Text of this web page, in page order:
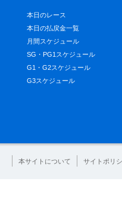
本日のレース
本日の払戻金一覧
月間スケジュール
SG・PG1スケジュール
G1・G2スケジュール
G3スケジュール
本サイトについて サイトポリ